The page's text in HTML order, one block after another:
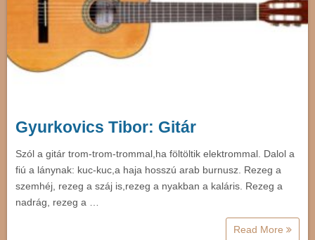
Gyurkovics Tibor: Gitár
Szól a gitár trom-trom-trommal,ha föltöltik elektrommal. Dalol a
fiú a lánynak: kuc-kuc,a haja hosszú arab burnusz. Rezeg a
szemhéj, rezeg a száj is,rezeg a nyakban a kaláris. Rezeg a
nadrág, rezeg a …
Read More